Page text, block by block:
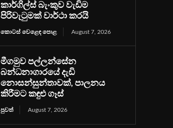
කාර්ගිල්ස් බැංකුව වැඩිම
පිරිවැටුමක් වාර්ථා කරයි
කොටස් වෙළෙඳ පොළ August 7, 2026
මීගමුව පල්ලන්සේන
බන්ධනාගාරයේ දැඩි
නොසන්සුන්තාවක්, පාලනය
කිරීමට කඳුළු ගෑස්
පුවත් August 7, 2026